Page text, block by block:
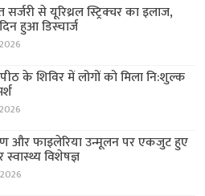
से यूरिथ्रल स्ट्रिक्चर का इलाज,
हुआ डिस्चार्ज
के शिविर में लोगों को मिला नि:शुल्क
और फाइलेरिया उन्मूलन पर एकजुट हुए
विशेषज्ञ